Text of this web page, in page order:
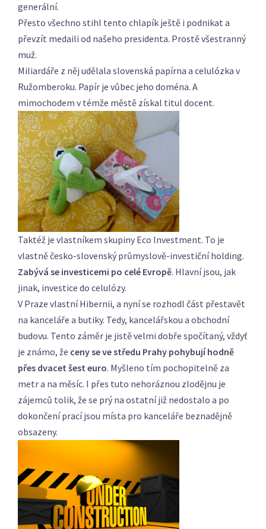
generální.
Přesto všechno stihl tento chlapík ještě i podnikat a
převzít medaili od našeho presidenta. Prostě všestranný
muž.
Miliardáře z něj udělala slovenská papírna a celulózka v
Ružomberoku. Papír je vůbec jeho doména. A
mimochodem v témže městě získal titul docent.
Taktéž je vlastníkem skupiny Eco Investment. To je
vlastně česko-slovenský průmyslově-investiční holding.
Zabývá se investicemi po celé Evropě. Hlavní jsou, jak
jinak, investice do celulózy.
V Praze vlastní Hibernii, a nyní se rozhodl část přestavět
na kanceláře a butiky. Tedy, kancelářskou a obchodní
budovu. Tento záměr je jistě velmi dobře spočítaný, vždyť
je známo, že ceny se ve středu Prahy pohybují hodně
přes dvacet šest euro. Myšleno tím pochopitelně za
metr a na měsíc. I přes tuto nehoráznou zlodějnu je
zájemců tolik, že se prý na ostatní již nedostalo a po
dokončení prací jsou místa pro kanceláře beznadějně
obsazeny.